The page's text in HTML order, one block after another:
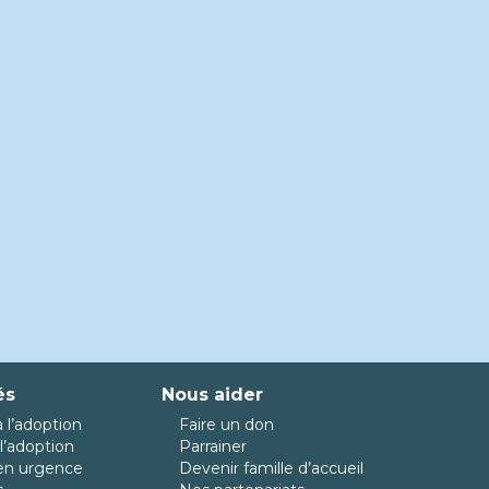
l’adoption
urgence
Nous aider
Faire un don
Parrainer
Devenir famille d’accueil